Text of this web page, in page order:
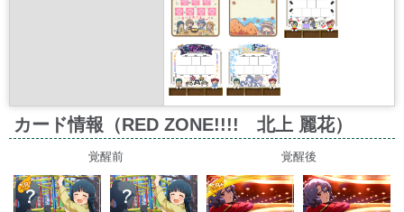
カード情報（RED ZONE!!!! 北上 麗花）
覚醒前 覚醒後